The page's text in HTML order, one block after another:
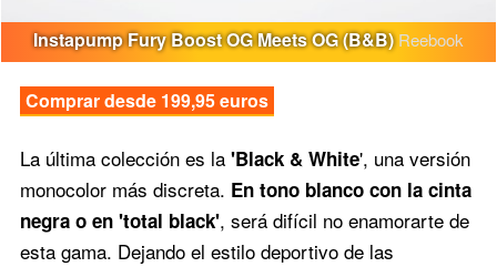
Instapump Fury Boost OG Meets OG (B&B)Reebook
Comprar desde 199,95 euros
La última colección es la 'Black & White', una versión
monocolor más discreta. En tono blanco con la cinta
negra o en 'total black', será difícil no enamorarte de
esta gama. Dejando el estilo deportivo de las